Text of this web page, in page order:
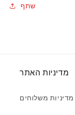
שתף
מדיניות האתר
מדיניות משלוחים